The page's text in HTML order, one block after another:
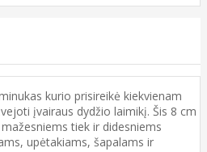
kurio prisireikė kiekvienam
įvairaus dydžio laimikį. Šis 8 cm
tiek ir didesniems
upėtakiams, šapalams ir